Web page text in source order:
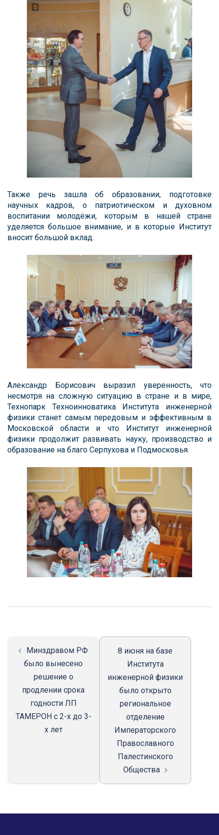
Также речь зашла об образовании, подготовке
научных кадров, о патриотическом и духовном
воспитании молодёжи, которым в нашей стране
уделяется большое внимание, и в которые Институт
вносит большой вклад.
Александр Борисович выразил уверенность, что
несмотря на сложную ситуацию в стране и в мире,
Технопарк Техноинноватика Института инженерной
физики станет самым передовым и эффективным в
Московской области и что Институт инженерной
физики продолжит развивать науку, производство и
образование на благо Серпухова и Подмосковья.
Навигация
Минздравом РФ
было вынесено
решение о
продлении срока
годности ЛП
ТАМЕРОН с 2-х до 3-
х лет
8 июня на базе
Института
инженерной физики
было открыто
региональное
отделение
Императорского
Православного
Палестинского
Общества